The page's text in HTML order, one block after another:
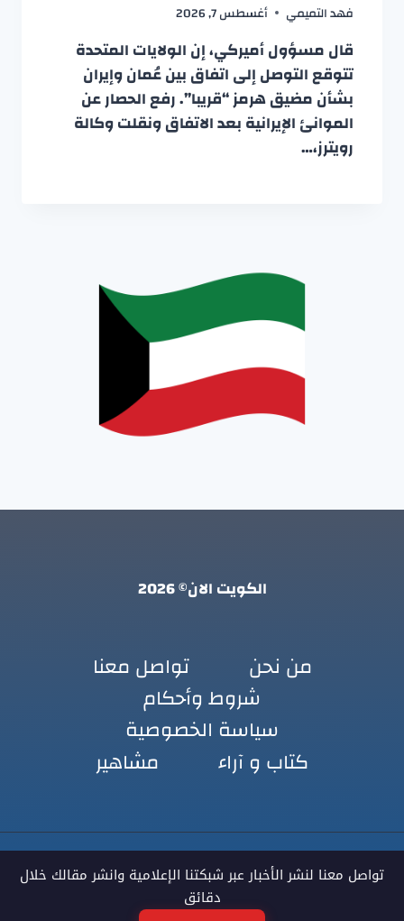
فهد التميمي أغسطس 7, 2026
قال مسؤول أميركي، إن الولايات المتحدة
تتوقع التوصل إلى اتفاق بين عُمان وإيران
بشأن مضيق هرمز “قريبا”. رفع الحصار عن
الموانئ الإيرانية بعد الاتفاق ونقلت وكالة
رويترز،…
الكويت الان© 2026
من نحن
تواصل معنا
شروط وأحكام
سياسة الخصوصية
كتاب و آراء
مشاهير
تواصل معنا لنشر الأخبار عبر شبكتنا الإعلامية وانشر مقالك خلال
دقائق